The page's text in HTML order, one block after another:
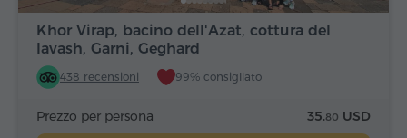
Khor Virap, bacino dell'Azat, cottura del
lavash, Garni, Geghard
438 recensioni 99% consigliato
Prezzo per persona 35.80 USD